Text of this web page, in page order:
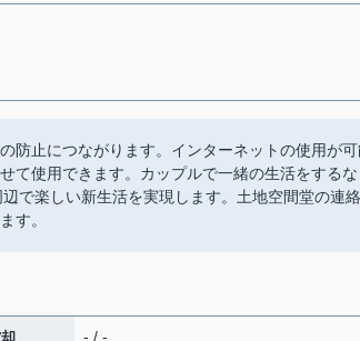
防止につながります。インターネットの使用が
て使用できます。カップルで一緒の生活をする
で楽しい新生活を実現します。土地空間堂の連絡
す。
- / -